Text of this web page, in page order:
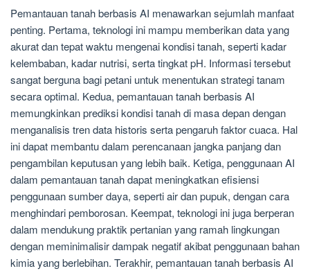
Pemantauan tanah berbasis AI menawarkan sejumlah manfaat
penting. Pertama, teknologi ini mampu memberikan data yang
akurat dan tepat waktu mengenai kondisi tanah, seperti kadar
kelembaban, kadar nutrisi, serta tingkat pH. Informasi tersebut
sangat berguna bagi petani untuk menentukan strategi tanam
secara optimal. Kedua, pemantauan tanah berbasis AI
memungkinkan prediksi kondisi tanah di masa depan dengan
menganalisis tren data historis serta pengaruh faktor cuaca. Hal
ini dapat membantu dalam perencanaan jangka panjang dan
pengambilan keputusan yang lebih baik. Ketiga, penggunaan AI
dalam pemantauan tanah dapat meningkatkan efisiensi
penggunaan sumber daya, seperti air dan pupuk, dengan cara
menghindari pemborosan. Keempat, teknologi ini juga berperan
dalam mendukung praktik pertanian yang ramah lingkungan
dengan meminimalisir dampak negatif akibat penggunaan bahan
kimia yang berlebihan. Terakhir, pemantauan tanah berbasis AI